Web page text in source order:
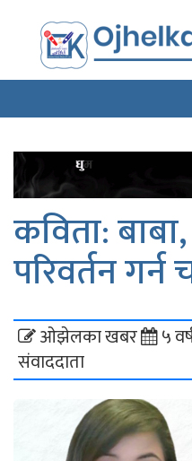
कविता:
परिवर्तन गर्न
ओझेलका खबर
संवाददाता
५